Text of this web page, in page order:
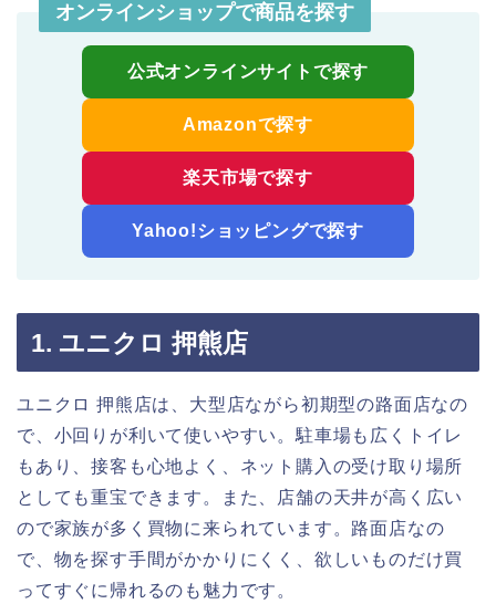
オンラインショップで商品を探す
公式オンラインサイトで探す
Amazonで探す
楽天市場で探す
Yahoo!ショッピングで探す
1. ユニクロ 押熊店
ユニクロ 押熊店は、大型店ながら初期型の路面店なの
で、小回りが利いて使いやすい。駐車場も広くトイレ
もあり、接客も心地よく、ネット購入の受け取り場所
としても重宝できます。また、店舗の天井が高く広い
ので家族が多く買物に来られています。路面店なの
で、物を探す手間がかかりにくく、欲しいものだけ買
ってすぐに帰れるのも魅力です。